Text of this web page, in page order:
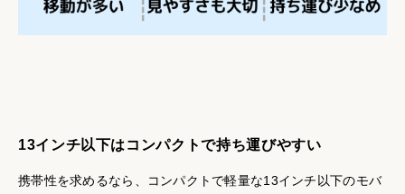
13インチ以下はコンパクトで持ち運びやすい
携帯性を求めるなら、コンパクトで軽量な13インチ以下のモバ